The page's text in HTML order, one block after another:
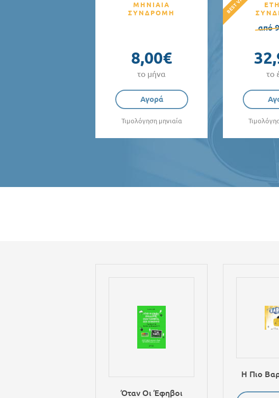
ΜΗΝΙΑΙΑ
ΣΥΝΔΡΟΜΗ
8,00€
το μήνα
Αγορά
Τιμολόγηση μηνιαία
από
το
Όταν Οι Έφηβοι
Η Πιο